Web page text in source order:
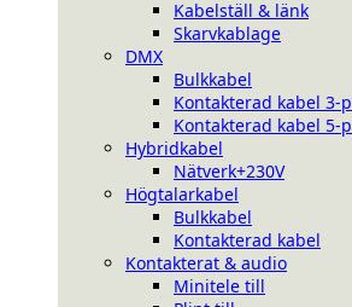
Kabelställ & länk
Skarvkablage
DMX
Bulkkabel
Kontakterad kabel 3-p
Kontakterad kabel 5-p
Hybridkabel
Nätverk+230V
Högtalarkabel
Bulkkabel
Kontakterad kabel
Kontakterat & audio
Minitele till